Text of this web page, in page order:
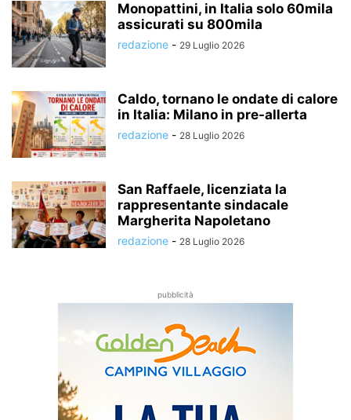
Monopattini, in Italia solo 60mila
assicurati su 800mila
redazione - 29 Luglio 2026
Caldo, tornano le ondate di calore
in Italia: Milano in pre-allerta
redazione - 28 Luglio 2026
San Raffaele, licenziata la
rappresentante sindacale
Margherita Napoletano
redazione - 28 Luglio 2026
pubblicità